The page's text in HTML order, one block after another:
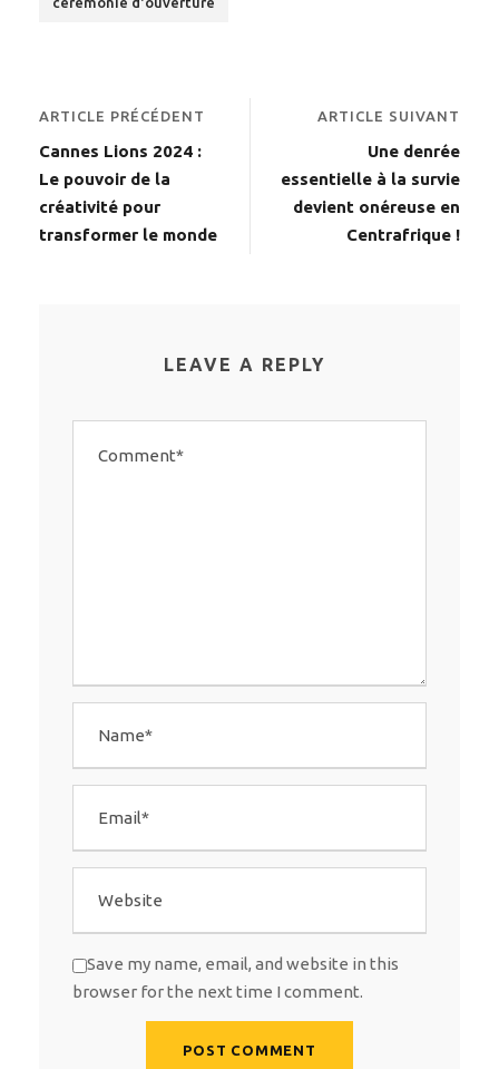
ARTICLE PRÉCÉDENT
Cannes Lions 2024 :
Le pouvoir de la
créativité pour
transformer le monde
ARTICLE SUIVANT
Une denrée
essentielle à la survie
devient onéreuse en
Centrafrique !
LEAVE A REPLY
Save my name, email, and website in this
browser for the next time I comment.